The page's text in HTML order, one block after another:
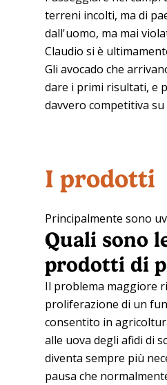
terreni incolti, ma di
dall'uomo, ma mai
Claudio si è
Gli avocado che
dare i primi risultati, e
davvero competitiva
I prodotti
Principalmente sono
Quali sono
prodotti di
Il problema maggiore
proliferazione di un
consentito in
alle uova degli afidi di
diventa sempre più
pausa che